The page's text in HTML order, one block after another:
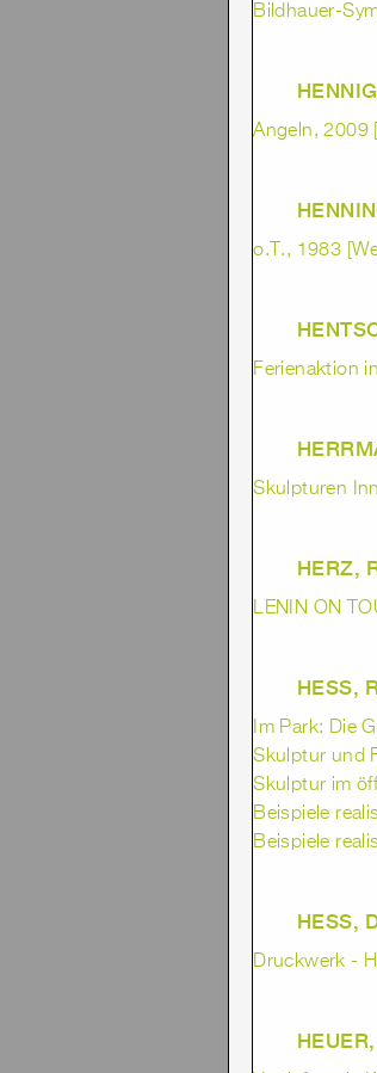
Bildhauer-
Angeln, 2009
o.T., 1983
Ferienaktion
Skulpturen
HERZ,
LENIN ON
HESS,
Im Park: Die
Skulptur und
Skulptur im
Beispiele
Beispiele
HESS,
Druckwerk -